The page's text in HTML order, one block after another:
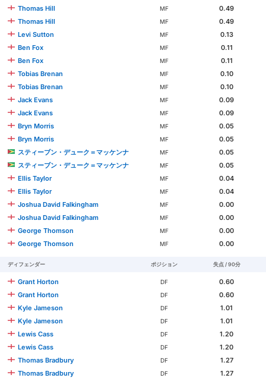
Thomas Hill MF
0.49
Thomas Hill
MF
0.49
Levi Sutton
MF
0.13
Ben Fox
MF
0.11
Ben Fox
MF
0.11
Tobias Brenan
MF
0.10
Tobias Brenan
MF
0.10
Jack Evans
MF
0.09
Jack Evans
MF
0.09
Bryn Morris
MF
0.05
Bryn Morris
MF
0.05
スティーブン・デューク＝マッケンナ
MF
0.05
スティーブン・デューク＝マッケンナ
MF
0.05
Ellis Taylor
MF
0.04
Ellis Taylor
MF
0.04
Joshua David Falkingham
MF
0.00
Joshua David Falkingham
MF
0.00
George Thomson
MF
0.00
George Thomson
MF 0.00
ディフェンダー ポジション 失点 / 90分
Grant Horton DF
0.60
Grant Horton
DF
0.60
Kyle Jameson
DF
1.01
Kyle Jameson
DF
1.01
Lewis Cass
DF
1.20
Lewis Cass
DF
1.20
Thomas Bradbury
DF
1.27
Thomas Bradbury
DF
1.27